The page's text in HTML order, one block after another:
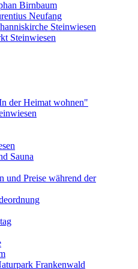
Birnbaum
Neufang
Steinwiesen
Steinwiesen
der Heimat wohnen"
Sauna
und Preise während der
Frankenwald